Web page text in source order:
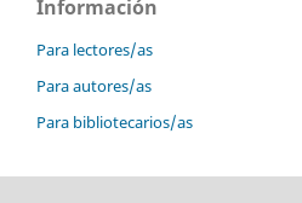
Información
Para lectores/as
Para autores/as
Para bibliotecarios/as